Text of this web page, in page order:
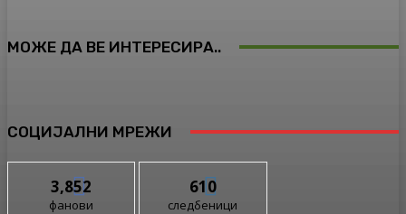
МОЖЕ ДА ВЕ ИНТЕРЕСИРА..
СОЦИЈАЛНИ МРЕЖИ
3,852
фанови
610
следбеници